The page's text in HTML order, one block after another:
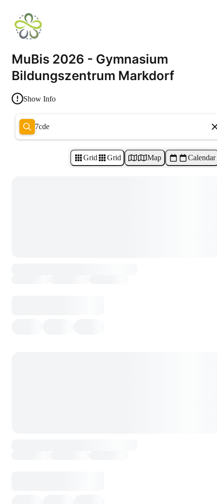
MuBis 2026 - Gymnasium
Bildungszentrum Markdorf
Show Info
7cde
Grid Grid Map Calendar